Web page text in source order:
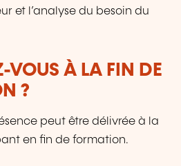
et l’analyse du besoin du
VOUS À LA FIN DE
?
peut être délivrée à la
en fin de formation.